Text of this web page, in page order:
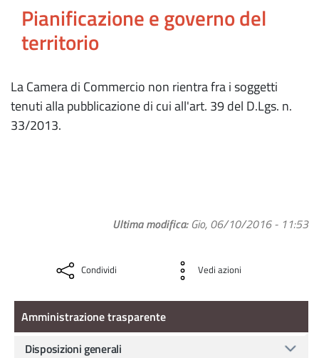
Pianificazione e governo del
territorio
La Camera di Commercio non rientra fra i soggetti
tenuti alla pubblicazione di cui all'art. 39 del D.Lgs. n.
33/2013.
Ultima modifica Gio, 06/10/2016 - 11:53
Condividi Vedi azioni
Amministrazione Trasparente
Amministrazione trasparente
Disposizioni generali